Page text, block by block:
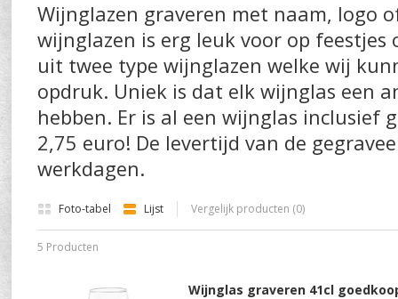
Wijnglazen graveren met naam, logo
wijnglazen is erg leuk voor op feestjes
uit twee type wijnglazen welke wij
opdruk. Uniek is dat elk wijnglas een
hebben. Er is al een wijnglas inclusief
2,75 euro! De levertijd van de
werkdagen.
Foto-tabel Lijst Vergelijk producten (0)
5 Producten
Wijnglas graveren 41cl